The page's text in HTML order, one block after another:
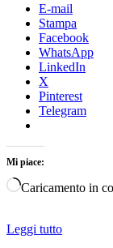
E-mail
Stampa
Facebook
WhatsApp
LinkedIn
X
Pinterest
Telegram
Mi piace:
Caricamento in
Leggi tutto